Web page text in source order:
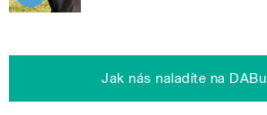
Jak nás naladíte na DABu